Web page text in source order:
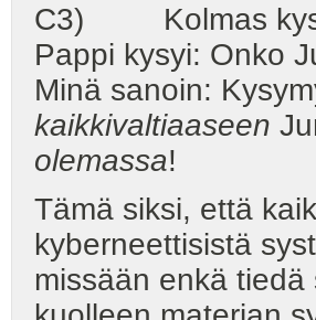
C3) Kolmas
Pappi kysyi: Onko
Minä sanoin:
kaikkivaltiaaseen
olemassa!
Tämä siksi, että
kyberneettisistä
missään enkä